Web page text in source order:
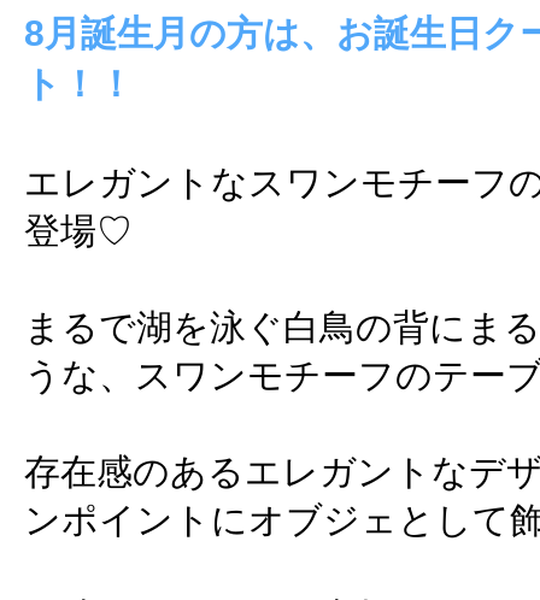
8月誕生月の方は、お誕生日ク
ト！！
エレガントなスワンモチーフ
登場♡
まるで湖を泳ぐ白鳥の背にま
うな、スワンモチーフのテー
存在感のあるエレガントなデ
ンポイントにオブジェとして